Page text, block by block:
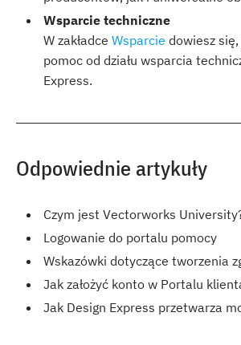
Wsparcie techniczne
W zakładce Wsparcie dowiesz
pomoc od działu wsparcia
Express.
Odpowiednie artykuły
Czym jest Vectorworks
Logowanie do portalu pomocy
Wskazówki dotyczące tworzenia
Jak założyć konto w Portalu
Jak Design Express przetwarza